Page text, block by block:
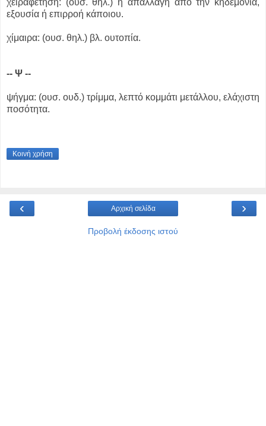
χειραφέτηση: (ουσ. θηλ.) η απαλλαγή από την κηδεμονία,
εξουσία ή επιρροή κάποιου.
χίμαιρα: (ουσ. θηλ.) βλ. ουτοπία.
-- Ψ --
ψήγμα: (ουσ. ουδ.) τρίμμα, λεπτό κομμάτι μετάλλου, ελάχιστη
ποσότητα.
Κοινή χρήση
‹ ›
Αρχική σελίδα
Προβολή έκδοσης ιστού